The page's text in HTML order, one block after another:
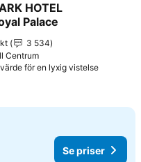
till i Mina Favoriter
HOTEL
Palace
3 534
Centrum
för en lyxig vistelseSe
Se priser